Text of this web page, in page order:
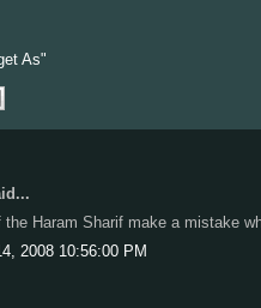
As"
Haram Sharif make a mistake
2008 10:56:00 PM